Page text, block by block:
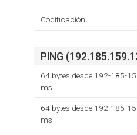
Codificación:
PING
64 bytes desde 192-185-
ms
64 bytes desde 192-185-
ms